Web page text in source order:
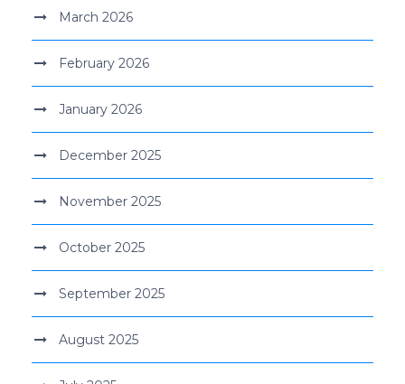
March 2026
February 2026
January 2026
December 2025
November 2025
October 2025
September 2025
August 2025